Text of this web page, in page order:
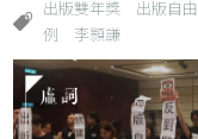
出版雙年獎 出版自由
例
李顥謙